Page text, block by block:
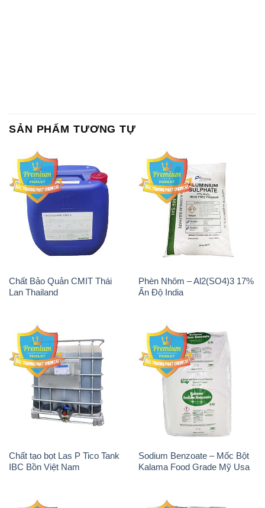
Chất Bảo Quản CMIT Thái
Lan Thailand
Phèn Nhôm – Al2(SO4)3 17%
Ấn Độ India
Chất tạo bọt Las P Tico Tank
IBC Bồn Việt Nam
Sodium Benzoate – Mốc Bột
Kalama Food Grade Mỹ Usa